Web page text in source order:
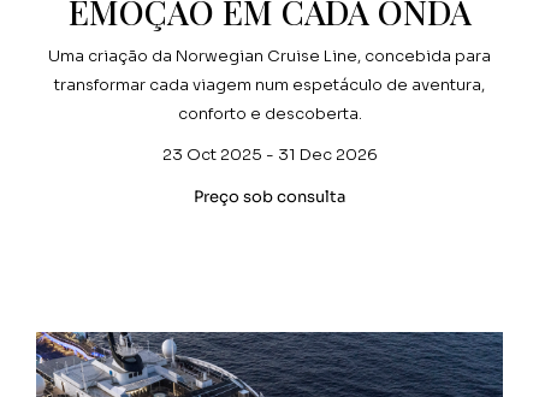
EMOÇÃO EM CADA ONDA
Uma criação da Norwegian Cruise Line, concebida para
transformar cada viagem num espetáculo de aventura,
conforto e descoberta.
23 Oct 2025 - 31 Dec 2026
Preço sob consulta